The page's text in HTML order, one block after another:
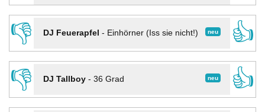
👎
neu
DJ Feuerapfel - Einhörner (Iss sie nicht!)
👍
👎
neu
DJ Tallboy- 36 Grad
👍